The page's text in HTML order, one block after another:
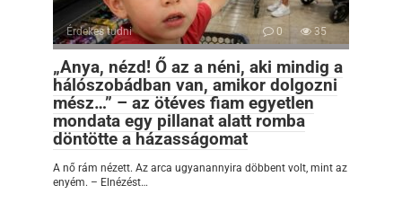
Érdekes tudni 0 35
„Anya, nézd! Ő az a néni, aki mindig a
hálószobádban van, amikor dolgozni
mész…” – az ötéves fiam egyetlen
mondata egy pillanat alatt romba
döntötte a házasságomat
A nő rám nézett. Az arca ugyanannyira döbbent volt, mint az
enyém. – Elnézést…